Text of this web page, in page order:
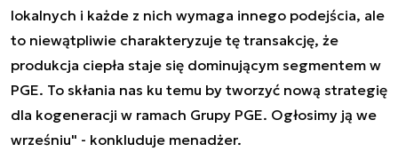
lokalnych i każde z nich wymaga innego podejścia, ale
to niewątpliwie charakteryzuje tę transakcję, że
produkcja ciepła staje się dominującym segmentem w
PGE. To skłania nas ku temu by tworzyć nową strategię
dla kogeneracji w ramach Grupy PGE. Ogłosimy ją we
wrześniu" - konkluduje menadżer.